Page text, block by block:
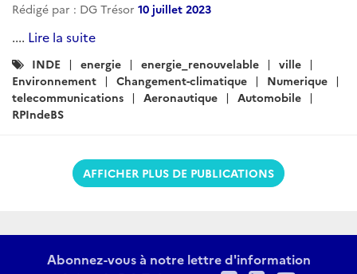
Rédigé par : DG Trésor 10 juillet 2023
.... Lire la suite
Catégories
:
INDE energie energie_renouvelable
ville
Environnement
Changement-climatique
Numerique
telecommunications
Aeronautique
Automobile
RPIndeBS
AFFICHER PLUS DE PUBLICATIONS
Abonnez-vous à notre lettre d'information